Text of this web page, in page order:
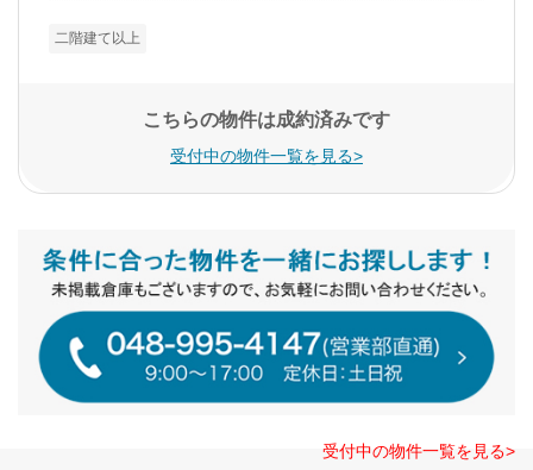
二階建て以上
こちらの物件は成約済みです
受付中の物件一覧を見る>
受付中の物件一覧を見る>